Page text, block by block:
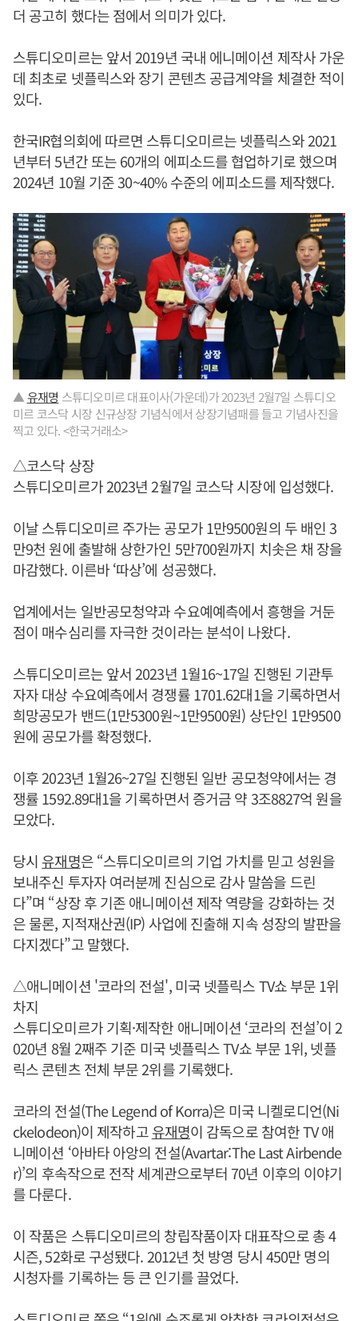
더 공고히 했다는 점에서 의미가 있다.
스튜디오미르는 앞서 2019년 국내 에니메이션 제작사 가운
데 최초로 넷플릭스와 장기 콘텐츠 공급계약을 체결한 적이
있다.
한국IR협의회에 따르면 스튜디오미르는 넷플릭스와 2021
년부터 5년간 또는 60개의 에피소드를 협업하기로 했으며
2024년 10월 기준 30~40% 수준의 에피소드를 제작했다.
▲유재명 스튜디오미르 대표이사(가운데)가 2023년 2월7일 스튜디오
미르 코스닥 시장 신규상장 기념식에서 상장기념패를 들고 기념사진을
찍고 있다. <한국거래소>
△코스닥 상장
스튜디오미르가 2023년 2월7일 코스닥 시장에 입성했다.
이날 스튜디오미르 주가는 공모가 1만9500원의 두 배인 3
만9천 원에 출발해 상한가인 5만700원까지 치솟은 채 장을
마감했다. 이른바 ‘따상’에 성공했다.
업계에서는 일반공모청약과 수요예예측에서 흥행을 거둔
점이 매수심리를 자극한 것이라는 분석이 나왔다.
스튜디오미르는 앞서 2023년 1월16~17일 진행된 기관투
자자 대상 수요예측에서 경쟁률 1701.62대1을 기록하면서
희망공모가 밴드(1만5300원~1만9500원) 상단인 1만9500
원에 공모가를 확정했다.
이후 2023년 1월26~27일 진행된 일반 공모청약에서는 경
쟁률 1592.89대1을 기록하면서 증거금 약 3조8827억 원을
모았다.
당시 유재명은 “스튜디오미르의 기업 가치를 믿고 성원을
보내주신 투자자 여러분께 진심으로 감사 말씀을 드린
다”며 “상장 후 기존 애니메이션 제작 역량을 강화하는 것
은 물론, 지적재산권(IP) 사업에 진출해 지속 성장의 발판을
다지겠다”고 말했다.
△애니메이션 '코라의 전설', 미국 넷플릭스 TV쇼 부문 1위
차지
스튜디오미르가 기획·제작한 애니메이션 ‘코라의 전설’이 2
020년 8월 2째주 기준 미국 넷플릭스 TV쇼 부문 1위, 넷플
릭스 콘텐츠 전체 부문 2위를 기록했다.
코라의 전설(The Legend of Korra)은 미국 니켈로디언(Ni
ckelodeon)이 제작하고유재명이 감독으로 참여한 TV 애
니메이션 ‘아바타 아앙의 전설(Avartar:The Last Airbende
r)’의 후속작으로 전작 세계관으로부터 70년 이후의 이야기
를 다룬다.
이 작품은 스튜디오미르의 창립작품이자 대표작으로 총 4
시즌, 52화로 구성됐다. 2012년 첫 방영 당시 450만 명의
시청자를 기록하는 등 큰 인기를 끌었다.